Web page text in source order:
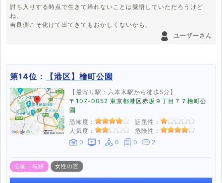
討ち入りする時点で生きて帰れないことは覚悟していただろうけど
ね。
吉良側こそ化けて出てきてもおかしくないかも。
ユーザーさん
第14位： 【港区】檜町公園
【最寄り駅：六本木駅から徒歩5分】
〒107-0052 東京都港区赤坂９丁目７７檜町公
園
恐怖度：
話題性：
人気度：
危険性：
0
1 0 0 2
公園・城跡 女性の霊